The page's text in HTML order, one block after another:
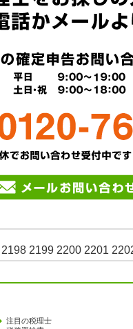
2198 2199 2200 2201
注目の税理士